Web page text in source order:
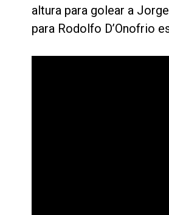
altura para golear a
para Rodolfo D’Onofrio